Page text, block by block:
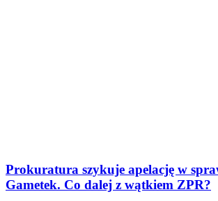
Prokuratura szykuje apelację w
Gametek. Co dalej z wątkiem ZPR?